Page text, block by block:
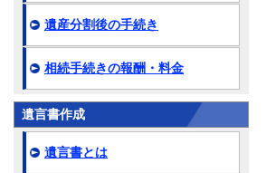
遺産分割後の手続き
相続手続きの報酬・料金
遺言書作成
遺言書とは